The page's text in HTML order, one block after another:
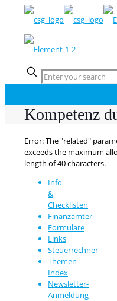
Kompetenz
Error: The "related"
exceeds the maximum
length of 40 characters.
Info
&
Checklisten
Finanzämter
Formulare
Links
Steuerrechner
Themen-
Index
Newsletter-
Anmeldung